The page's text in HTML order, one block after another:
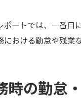
ートでは、一番
おける勤怠や残業
時の勤怠